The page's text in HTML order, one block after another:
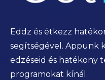
Eddz és étkezz
segítségével. Appunk
edzéseid és hatékony
programokat kínál.